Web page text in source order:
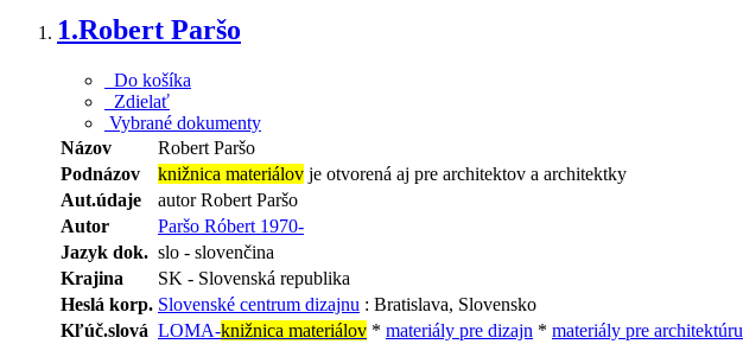
1.Robert Paršo
Do košíka
Zdielať
Vybrané dokumenty
Názov
Robert Paršo
Podnázov
knižnica materiálov je otvorená aj pre architektov a architektky
Aut.údaje
autor Robert Paršo
Autor
Paršo Róbert 1970-
Jazyk dok. slo - slovenčina
Krajina
SK - Slovenská republika
Heslá korp. Slovenské centrum dizajnu : Bratislava, Slovensko
Kľúč.slová LOMA-knižnica materiálov * materiály pre dizajn * materiály pre architektúru